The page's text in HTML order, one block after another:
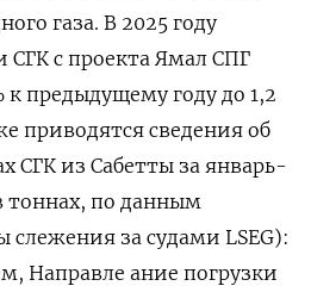
газа. В 2025 году
СГК с проекта Ямал СПГ
к предыдущему году до ​1,2
приводятся сведения об
СГК из Сабетты ‌за январь-
тоннах, по ‌данным
слежения за судами ​LSEG):
Направле ание погрузки